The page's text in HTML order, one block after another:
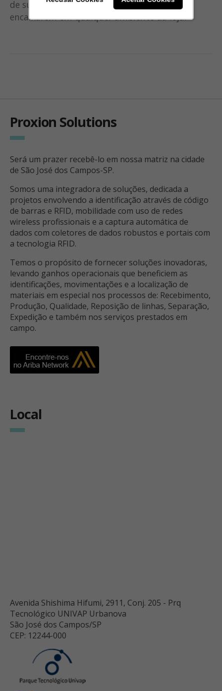
de suportes e acessórios para melhor se
encaixarem em qualquer ambiente da loja.
Proxion Solutions
Será um prazer recebê-lo em nossa matriz na cidade
de São José dos Campos-SP.
Somos uma integradora de soluções, dedicada a
projetos envolvendo a identificação através de código
de barras e RFID, mobilidade com uso de redes
wireless profissionais e a captura automática de
dados com coletores de dados robustos e portais com
a tecnologia RFID.
Temos o propósito de fornecer soluções inovadoras,
levando ganhos operacionais que beneficiem as
identificações, movimentações e a localização de
materiais em especial nos processos de: Recebimento,
Produção, Qualidade, Reposição de linhas, Separação,
Expedição e também nos serviços prestados em
campo.
Local
Avenida Shishima Hifumi, 2911, Conj. 205 - Prq
Tecnológico UNIVAP Urbanova
São José dos Campos/SP
CEP: 12244-000